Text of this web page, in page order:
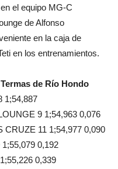
el equipo MG-C
de Alfonso
en la caja de
en los entrenamientos.
de Río Hondo
1;54,887
9 1;54,963 0,076
11 1;54,977 0,090
0,192
0,339